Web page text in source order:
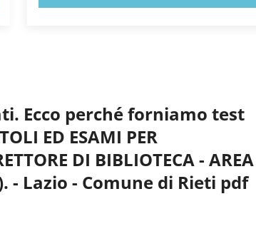
Ecco perché forniamo test
ED ESAMI PER
DI BIBLIOTECA - AREA
- Lazio - Comune di Rieti pdf